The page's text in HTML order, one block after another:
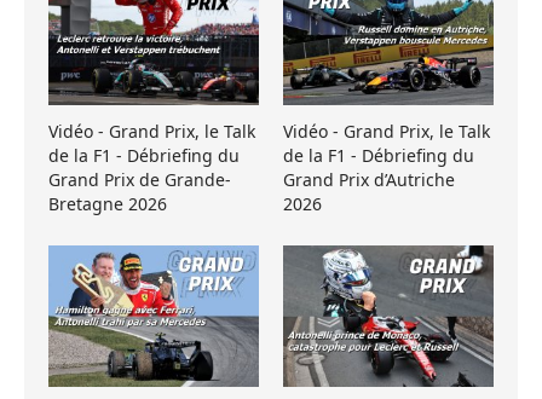
Vidéo - Grand Prix, le Talk
de la F1 - Débriefing du
Grand Prix de Grande-
Bretagne 2026
Vidéo - Grand Prix, le Talk
de la F1 - Débriefing du
Grand Prix d’Autriche
2026